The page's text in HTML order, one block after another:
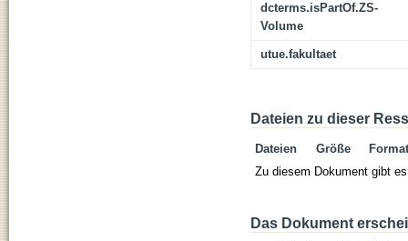
dcterms.isPartOf.ZS-
Volume
utue.fakultaet
Dateien zu dieser
Dateien Größe
Format
Zu diesem Dokument gibt
Das Dokument